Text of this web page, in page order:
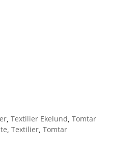
, Textilier Ekelund, Tomtar
, Textilier, Tomtar